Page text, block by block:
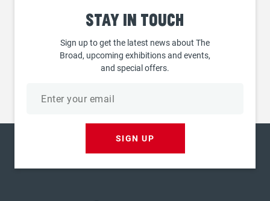
Stay in touch
Sign up to get the latest news about The
Broad, upcoming exhibitions and events,
and special offers.
SIGN UP